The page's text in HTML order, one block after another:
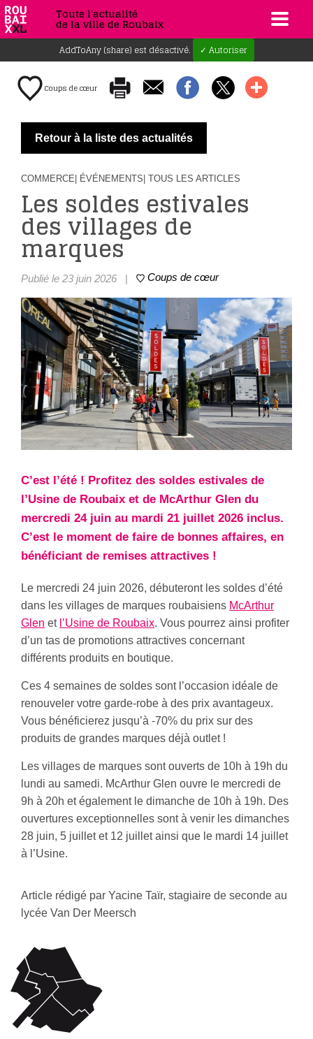
Toute l'actualité
de la ville de Roubaix
AddToAny (share) est désactivé. ✓ Autoriser
Coups de cœur
Retour à la liste des actualités
COMMERCE | ÉVÉNEMENTS | TOUS LES ARTICLES
Les soldes estivales
des villages de
marques
Publié le 23 juin 2026 | Coups de cœur
C’est l’été ! Profitez des soldes estivales de
l’Usine de Roubaix et de McArthur Glen du
mercredi 24 juin au mardi 21 juillet 2026 inclus.
C’est le moment de faire de bonnes affaires, en
bénéficiant de remises attractives !
Le mercredi 24 juin 2026, débuteront les soldes d’été
dans les villages de marques roubaisiens McArthur
Glen et l’Usine de Roubaix. Vous pourrez ainsi profiter
d’un tas de promotions attractives concernant
différents produits en boutique.
Ces 4 semaines de soldes sont l’occasion idéale de
renouveler votre garde-robe à des prix avantageux.
Vous bénéficierez jusqu’à -70% du prix sur des
produits de grandes marques déjà outlet !
Les villages de marques sont ouverts de 10h à 19h du
lundi au samedi. McArthur Glen ouvre le mercredi de
9h à 20h et également le dimanche de 10h à 19h. Des
ouvertures exceptionnelles sont à venir les dimanches
28 juin, 5 juillet et 12 juillet ainsi que le mardi 14 juillet
à l’Usine.
Article rédigé par Yacine Taïr, stagiaire de seconde au
lycée Van Der Meersch